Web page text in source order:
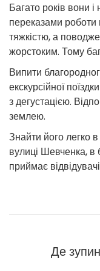
Багато років вони
переказами роботи
тяжкістю, а
жорстоким. Тому
Випити
екскурсійної
з дегустацією.
землею.
Знайти його легко
вулиці Шевченка, в
приймає
Де